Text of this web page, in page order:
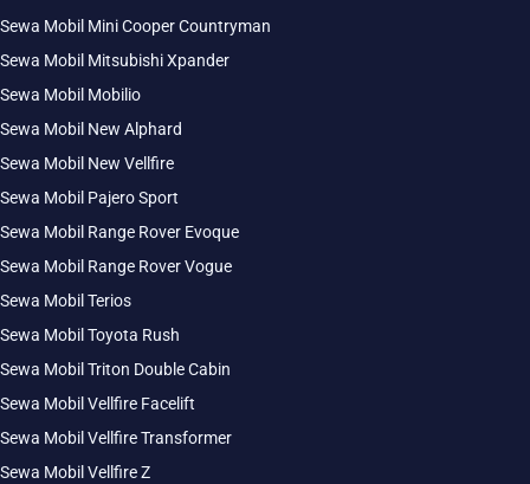
Sewa Mobil Mini Cooper Countryman
Sewa Mobil Mitsubishi Xpander
Sewa Mobil Mobilio
Sewa Mobil New Alphard
Sewa Mobil New Vellfire
Sewa Mobil Pajero Sport
Sewa Mobil Range Rover Evoque
Sewa Mobil Range Rover Vogue
Sewa Mobil Terios
Sewa Mobil Toyota Rush
Sewa Mobil Triton Double Cabin
Sewa Mobil Vellfire Facelift
Sewa Mobil Vellfire Transformer
Sewa Mobil Vellfire Z